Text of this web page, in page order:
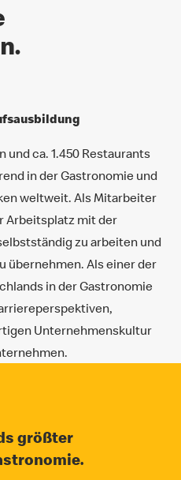
ca. 1.450 Restaurants
in der Gastronomie und
weltweit. Als Mitarbeiter
Arbeitsplatz mit der
zu arbeiten und
übernehmen. Als einer der
in der Gastronomie
Unternehmenskultur
größter